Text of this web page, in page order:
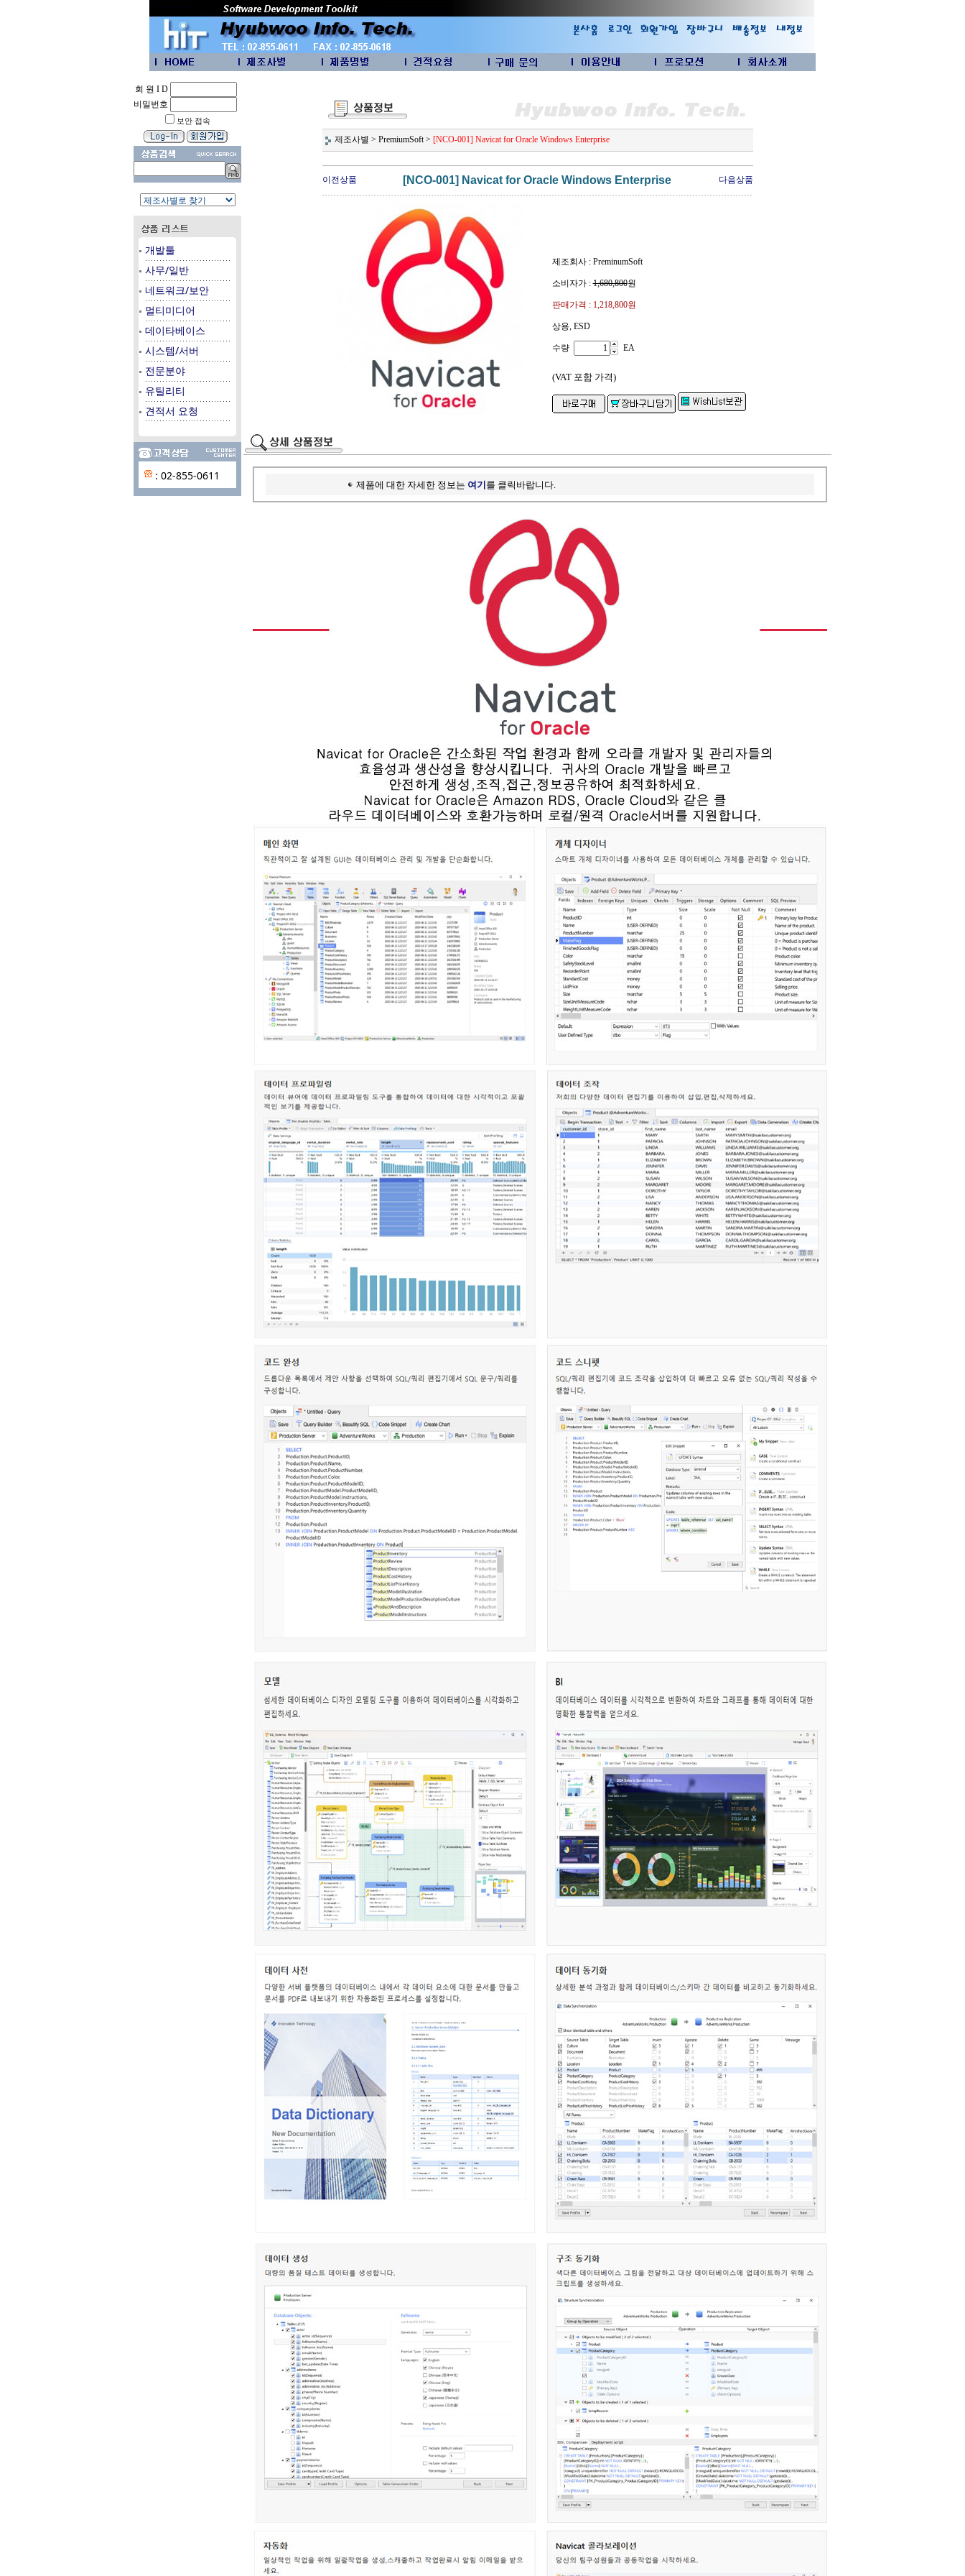
회 원 I D
비밀번호
보안 접속
개발툴
사무/일반
네트워크/보안
멀티미디어
데이타베이스
시스템/서버
전문분야
유틸리티
견적서 요청
: 02-855-0611
제조사별 > PremiumSoft > [NCO-001] Navicat for Oracle Windows Enterprise
이전상품 [NCO-001] Navicat for Oracle Windows Enterprise 다음상품
제조회사 : PreminumSoft
소비자가 :1,680,800원
판매가격 : 1,218,800원
상용, ESD
수량 EA
(VAT 포함 가격)
제품에 대한 자세한 정보는 여기 를 클릭바랍니다.